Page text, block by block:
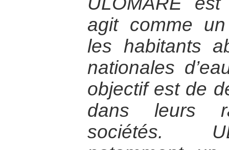
agit comme
les habitants
nationales
objectif est de
dans leurs
sociétés.